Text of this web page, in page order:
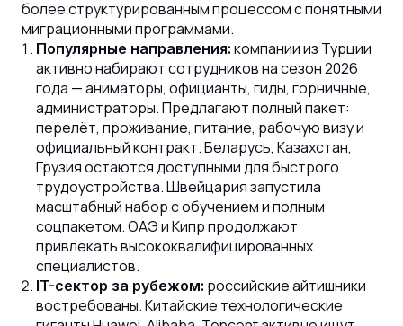
более структурированным процессом с понятными
миграционными программами.
Популярные направления: компании из Турции
активно набирают сотрудников на сезон 2026
года — аниматоры, официанты, гиды, горничные,
администраторы. Предлагают полный пакет:
перелёт, проживание, питание, рабочую визу и
официальный контракт. Беларусь, Казахстан,
Грузия остаются доступными для быстрого
трудоустройства. Швейцария запустила
масштабный набор с обучением и полным
соцпакетом. ОАЭ и Кипр продолжают
привлекать высококвалифицированных
специалистов.
IT-сектор за рубежом: российские айтишники
востребованы. Китайские технологические